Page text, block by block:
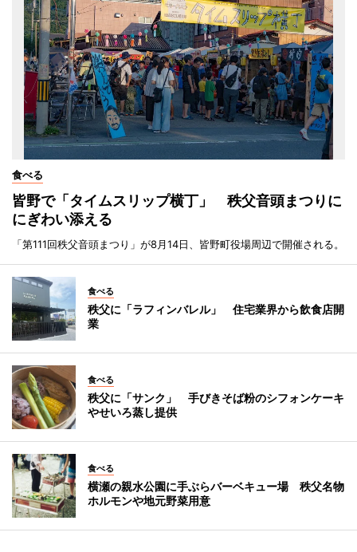
食べる
皆野で「タイムスリップ横丁」 秩父音頭まつりに
にぎわい添える
「第111回秩父音頭まつり」が8月14日、皆野町役場周辺で開催される。
食べる
秩父に「ラフィンバレル」 住宅業界から飲食店開
業
食べる
秩父に「サンク」 手びきそば粉のシフォンケーキ
やせいろ蒸し提供
食べる
横瀬の親水公園に手ぶらバーベキュー場 秩父名物
ホルモンや地元野菜用意